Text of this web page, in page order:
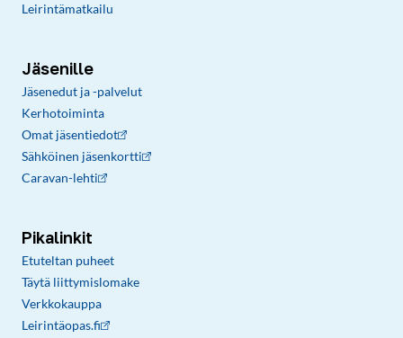
Leirintämatkailu
Jäsenille
Jäsenedut ja -palvelut
Kerhotoiminta
Omat jäsentiedot
Sähköinen jäsenkortti
Caravan-lehti
Pikalinkit
Etuteltan puheet
Täytä liittymislomake
Verkkokauppa
Leirintäopas.fi